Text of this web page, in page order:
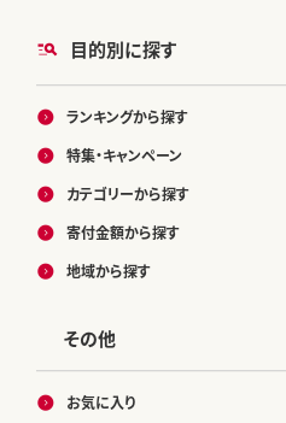
目的別に探す
ランキングから探す
特集・キャンペーン
カテゴリーから探す
寄付金額から探す
地域から探す
その他
お気に入り